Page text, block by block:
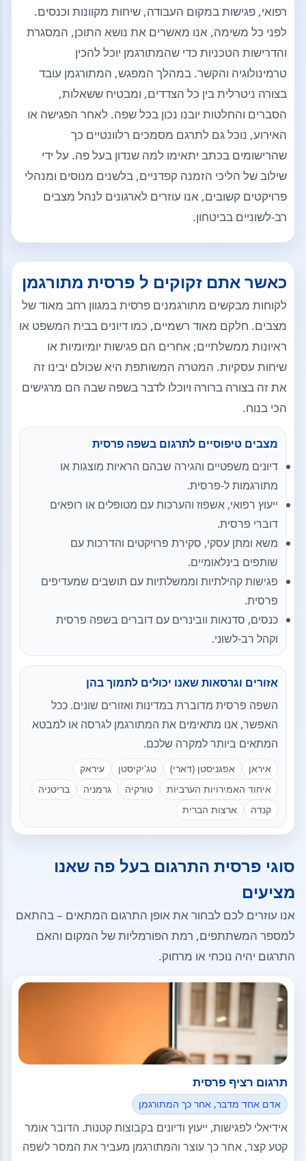
רפואי, פגישות במקום העבודה, שיחות מקוונות וכנסים.
לפני כל משימה, אנו מאשרים את נושא התוכן, המסגרת
והדרישות הטכניות כדי שהמתורגמן יוכל להכין
טרמינולוגיה והקשר. במהלך המפגש, המתורגמן עובד
בצורה ניטרלית בין כל הצדדים, ומבטיח ששאלות,
הסברים והחלטות יובנו נכון בכל שפה. לאחר הפגישה או
האירוע, נוכל גם לתרגם מסמכים רלוונטיים כך
שהרישומים בכתב יתאימו למה שנדון בעל פה. על ידי
שילוב של הליכי הזמנה קפדניים, בלשנים מנוסים ומנהלי
פרויקטים קשובים, אנו עוזרים לארגונים לנהל מצבים
רב-לשוניים בביטחון.
כאשר אתם זקוקים ל פרסית מתורגמן
לקוחות מבקשים מתורגמנים פרסית במגוון רחב מאוד של
מצבים. חלקם מאוד רשמיים, כמו דיונים בבית המשפט או
ראיונות ממשלתיים; אחרים הם פגישות יומיומיות או
שיחות עסקיות. המטרה המשותפת היא שכולם יבינו זה
את זה בצורה ברורה ויוכלו לדבר בשפה שבה הם מרגישים
הכי בנוח.
מצבים טיפוסיים לתרגום בשפה פרסית
דיונים משפטיים והגירה שבהם הראיות מוצגות או
מתורגמות ל-פרסית.
ייעוץ רפואי, אשפוז והערכות עם מטופלים או רופאים
דוברי פרסית.
משא ומתן עסקי, סקירת פרויקטים והדרכות עם
שותפים בינלאומיים.
פגישות קהילתיות וממשלתיות עם תושבים שמעדיפים
פרסית.
כנסים, סדנאות וובינרים עם דוברים בשפה פרסית
וקהל רב-לשוני.
אזורים וגרסאות שאנו יכולים לתמוך בהן
השפה פרסית מדוברת במדינות ואזורים שונים. ככל
האפשר, אנו מתאימים את המתורגמן לגרסה או למבטא
המתאים ביותר למקרה שלכם.
איראן אפגניסטן (דארי) טג'יקיסטן
עיראק
איחוד האמירויות הערביות
טורקיה גרמניה
בריטניה
קנדה
ארצות הברית
סוגי פרסית התרגום בעל פה שאנו
מציעים
אנו עוזרים לכם לבחור את אופן התרגום המתאים – בהתאם
למספר המשתתפים, רמת הפורמליות של המקום והאם
התרגום יהיה נוכחי או מרחוק.
תרגום רציף פרסית
אדם אחד מדבר, אחר כך המתורגמן
אידיאלי לפגישות, ייעוץ ודיונים בקבוצות קטנות. הדובר אומר
קטע קצר, אחר כך עוצר והמתורגמן מעביר את המסר לשפה